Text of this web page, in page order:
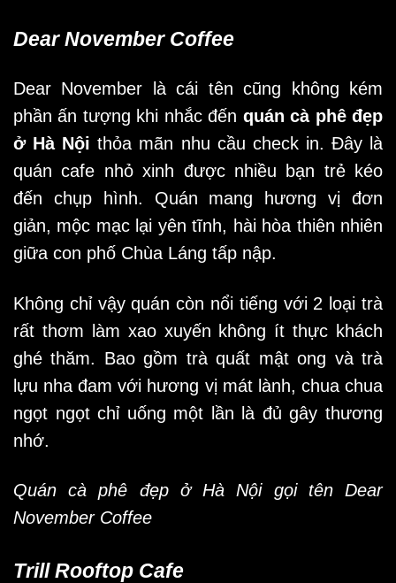
Dear November Coffee
Dear November là cái tên cũng không kém
phần ấn tượng khi nhắc đến quán cà phê đẹp
ở Hà Nộithỏa mãn nhu cầu check in. Đây là
quán cafe nhỏ xinh được nhiều bạn trẻ kéo
đến chụp hình. Quán mang hương vị đơn
giản, mộc mạc lại yên tĩnh, hài hòa thiên nhiên
giữa con phố Chùa Láng tấp nập.
Không chỉ vậy quán còn nổi tiếng với 2 loại trà
rất thơm làm xao xuyến không ít thực khách
ghé thăm. Bao gồm trà quất mật ong và trà
lựu nha đam với hương vị mát lành, chua chua
ngọt ngọt chỉ uống một lần là đủ gây thương
nhớ.
Quán cà phê đẹp ở Hà Nội gọi tên Dear
November Coffee
Trill Rooftop Cafe